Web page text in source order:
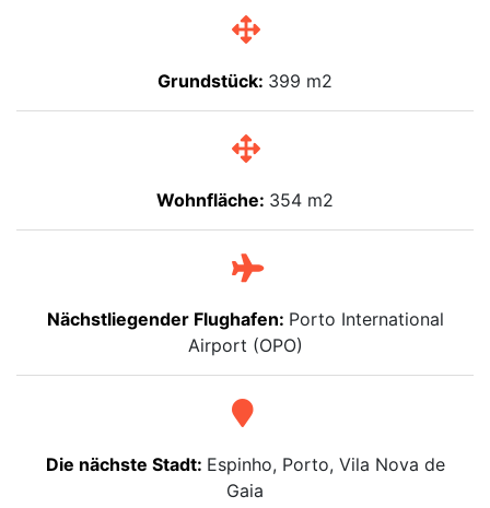
Grundstück: 399 m2
Wohnfläche: 354 m2
Nächstliegender Flughafen: Porto International
Airport (OPO)
Die nächste Stadt: Espinho, Porto, Vila Nova de
Gaia